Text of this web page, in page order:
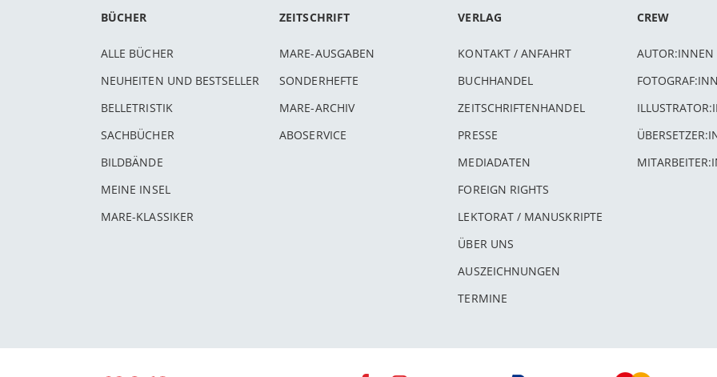
BÜCHER
ALLE BÜCHER
NEUHEITEN UND BESTSELLER
BELLETRISTIK
SACHBÜCHER
BILDBÄNDE
MEINE INSEL
MARE-KLASSIKER
ZEITSCHRIFT
MARE-AUSGABEN
SONDERHEFTE
MARE-ARCHIV
ABOSERVICE
VERLAG
KONTAKT / ANFAHRT
BUCHHANDEL
ZEITSCHRIFTENHANDEL
PRESSE
MEDIADATEN
FOREIGN RIGHTS
LEKTORAT / MANUSKRIPTE
ÜBER UNS
AUSZEICHNUNGEN
TERMINE
CREW
AUTOR:INNEN